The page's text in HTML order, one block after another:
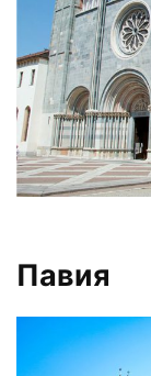
Павия